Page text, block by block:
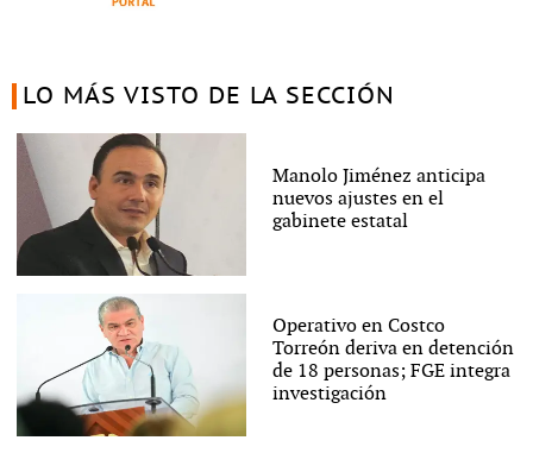
LO MÁS VISTO DE LA SECCIÓN
Manolo Jiménez anticipa
nuevos ajustes en el
gabinete estatal
Operativo en Costco
Torreón deriva en detención
de 18 personas; FGE integra
investigación